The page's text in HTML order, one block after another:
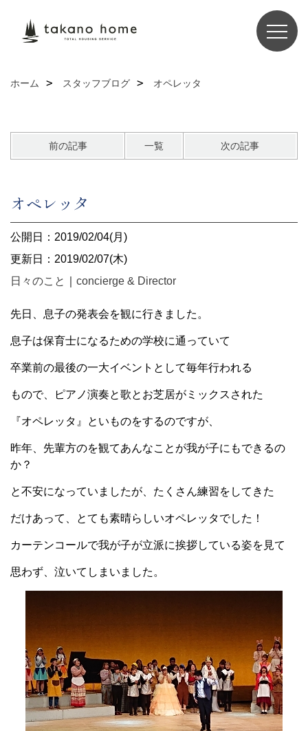
ホーム スタッフブログ オペレッタ
前の記事 一覧 次の記事
オペレッタ
公開日：2019/02/04(月)
更新日：2019/02/07(木)
日々のこと
concierge & Director
先日、息子の発表会を観に行きました。
息子は保育士になるための学校に通っていて
卒業前の最後の一大イベントとして毎年行われる
もので、ピアノ演奏と歌とお芝居がミックスされた
『オペレッタ』といものをするのですが、
昨年、先輩方のを観てあんなことが我が子にもできるの
か？
と不安になっていましたが、たくさん練習をしてきた
だけあって、とても素晴らしいオペレッタでした！
カーテンコールで我が子が立派に挨拶している姿を見て
思わず、泣いてしまいました。